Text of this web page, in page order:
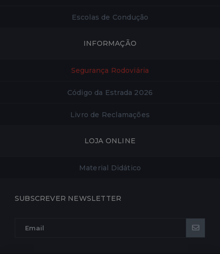
Escolas de Condução
INFORMAÇÃO
Segurança Rodoviária
Código da Estrada 2026
Livro de Reclamações
LOJA ONLINE
Material Didático
SUBSCREVER NEWSLETTER